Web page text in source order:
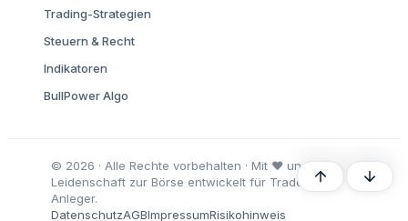
Trading-Strategien
Steuern & Recht
Indikatoren
BullPower Algo
© 2026 · Alle Rechte vorbehalten · Mit ♥ und
Leidenschaft zur Börse entwickelt für Trader und
Anleger.
DatenschutzAGBImpressumRisikohinweis
Oben Unten